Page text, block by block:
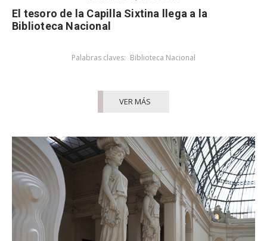
El tesoro de la Capilla Sixtina llega a la
Biblioteca Nacional
Palabras claves: Biblioteca Nacional
VER MÁS